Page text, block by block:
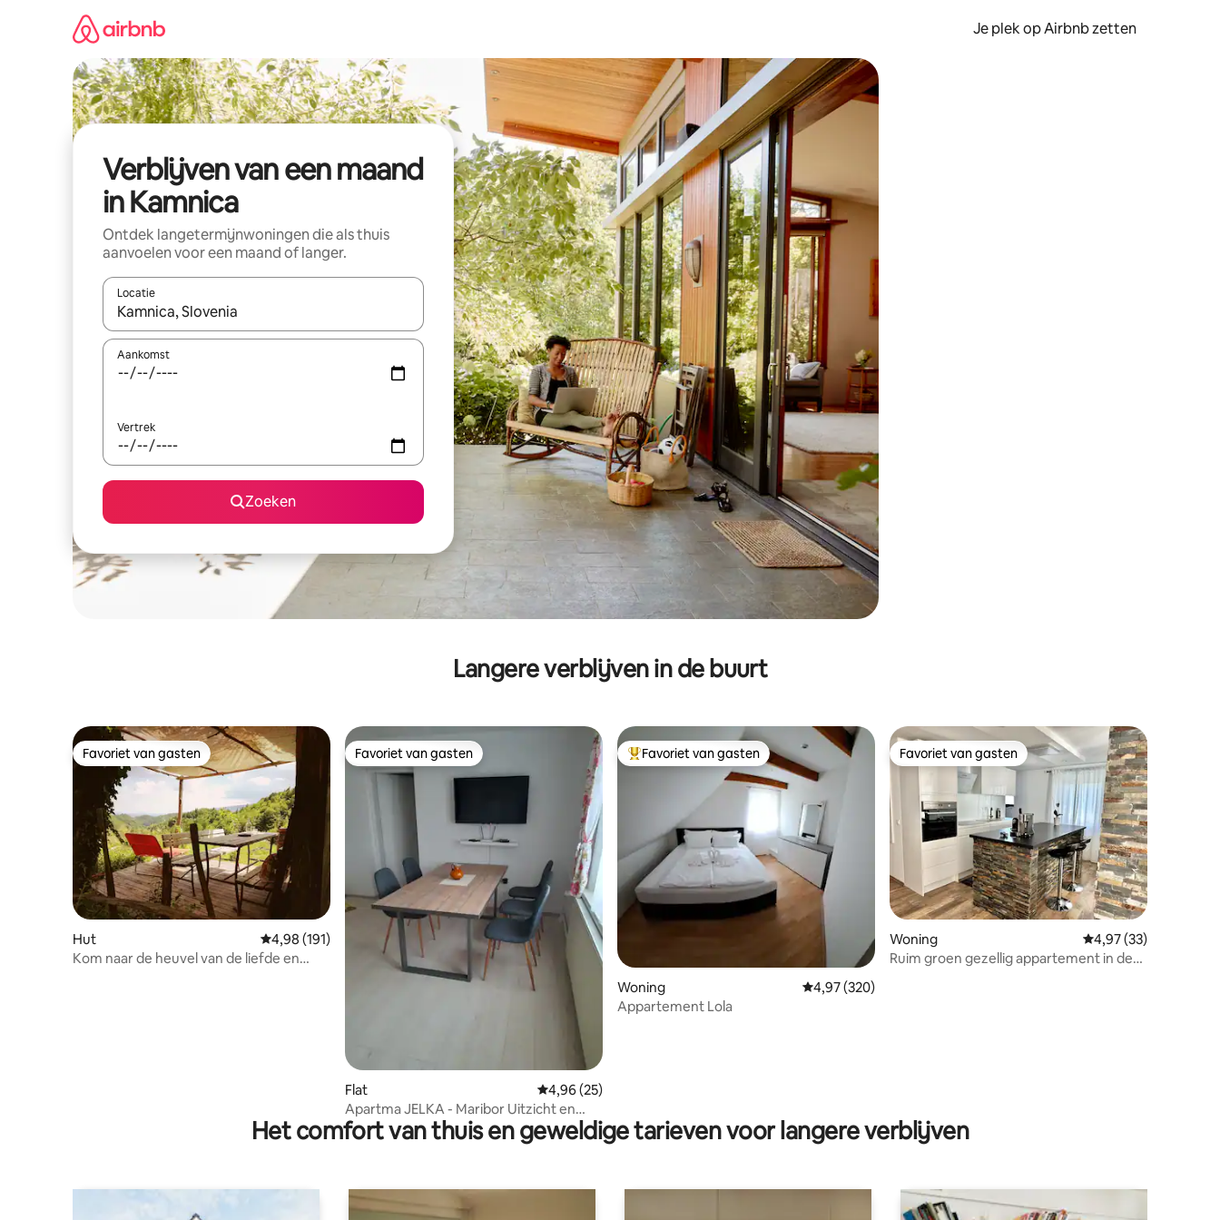
Je plek op Airbnb zetten
Verblijven van een maand
in Kamnica
Ontdek langetermijnwoningen die als thuis
aanvoelen voor een maand of langer.
Locatie
Wanneer er resultaten beschikbaar zijn, maak je een keuze met je de pijltjestoetsen omhoog en omlaag, óf door te tikken of swipen.
Aankomst
Vertrek
Zoeken
Langere verblijven in de buurt
Favoriet van gasten
Favoriet van gasten
Hut Gemiddelde beoordeling van 4,98 op 5, 191 recensies
4,98 (191)
Kom naar de heuvel van de liefde en
Favoriet van gasten
Favoriet van gasten
Flat Gemiddelde beoordeling van 4,96 op 5, 25 recensies
4,96 (25)
Apartma JELKA - Maribor Uitzicht en
Natuur
Topfavoriet van gasten
Favoriet van gasten
Woning Gemiddelde beoordeling van 4,97 op 5, 320 recensies
4,97 (320)
Appartement Lola
Favoriet van gasten
Favoriet van gasten
Woning Gemiddelde
4,97 (33)
Ruim groen gezellig appartement in de
Het comfort van thuis en geweldige tarieven voor langere verblijven